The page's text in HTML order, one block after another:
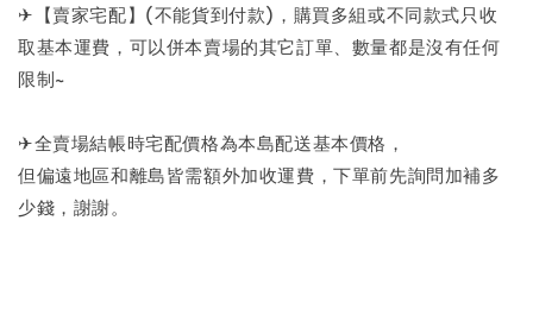
✈【賣家宅配】(不能貨到付款)，購買多組或不同款式只收
取基本運費，可以併本賣場的其它訂單、數量都是沒有任何
限制~
✈全賣場結帳時宅配價格為本島配送基本價格，
但偏遠地區和離島皆需額外加收運費，下單前先詢問加補多
少錢，謝謝。